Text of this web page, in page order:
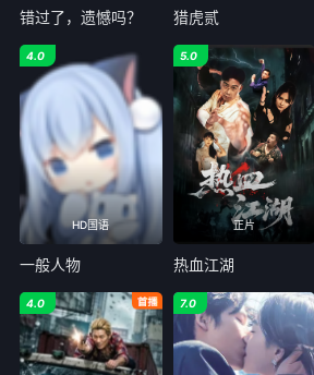
错过了，遗憾吗？ 猎虎贰
HD国语
4.0
一般人物
正片
5.0
热血江湖
4.0 7.0